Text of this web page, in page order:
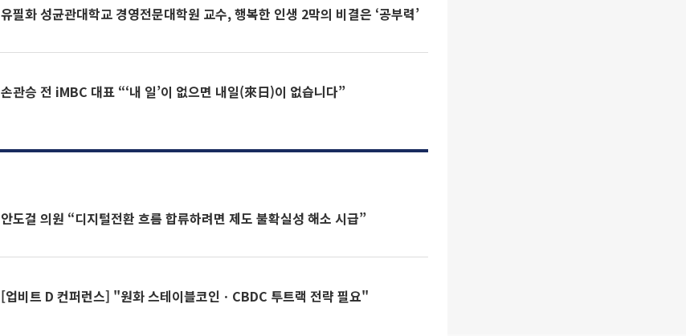
유필화 성균관대학교 경영전문대학원 교수, 행복한 인생 2막의 비결은 ‘공부력’
손관승 전 iMBC 대표 “‘내 일’이 없으면 내일(來日)이 없습니다”
안도걸 의원 “디지털전환 흐름 합류하려면 제도 불확실성 해소 시급”
[업비트 D 컨퍼런스] "원화 스테이블코인ㆍCBDC 투트랙 전략 필요"